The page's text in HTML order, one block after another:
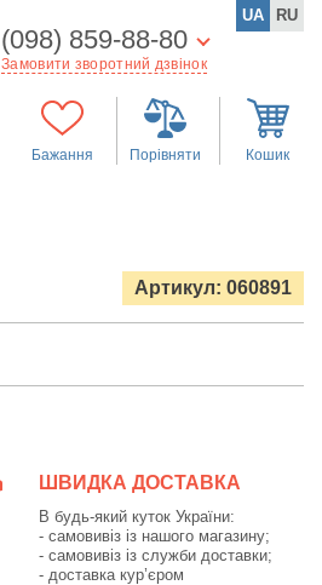
(098) 859-88-80
Замовити зворотний дзвінок
UA RU
Бажання Порівняти Кошик
Артикул: 060891
ШВИДКА ДОСТАВКА
В будь-який куток України:
- самовивіз із нашого магазину;
- самовивіз із служби доставки;
- доставка кур’єром